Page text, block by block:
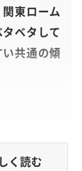
東ローム
ベタして
共通の傾
れ方をしま
く読む